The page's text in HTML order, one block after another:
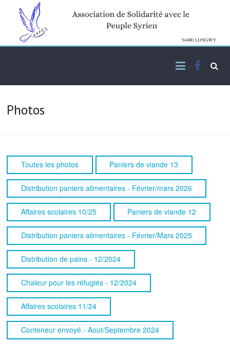
content
Association de solidarité
avec le peuple syrien
Photos
Toutes les photos Paniers de viande 13
Distribution paniers alimentaires - Février/mars 2026
Affaires scolaires 10/25 Paniers de viande 12
Distribution paniers alimentaires - Février/Mars 2025
Distribution de pains - 12/2024
Chaleur pour les réfugiés - 12/2024
Affaires scolaires 11/24
Conteneur envoyé - Aout/Septembre 2024